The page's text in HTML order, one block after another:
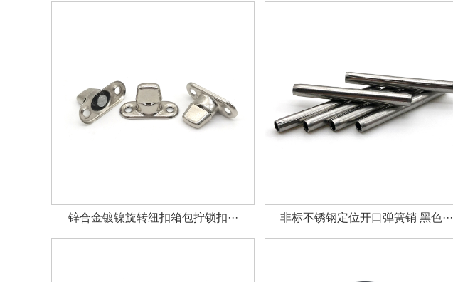
锌合金镀镍旋转纽扣箱包拧锁扣··· 非标不锈钢定位开口弹簧销 黑色···